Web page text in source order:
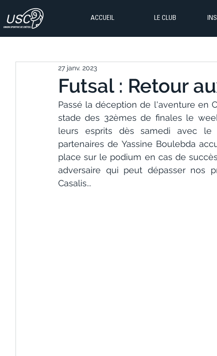
ACCUEIL LE CLUB
Futsal : Retour
27 janv. 2023
Passé la déception de l'aventure en
stade des 32èmes de finales le
leurs esprits dès samedi avec le
partenaires de Yassine Boulebda
place sur le podium en cas de
adversaire qui peut dépasser nos
Casalis...